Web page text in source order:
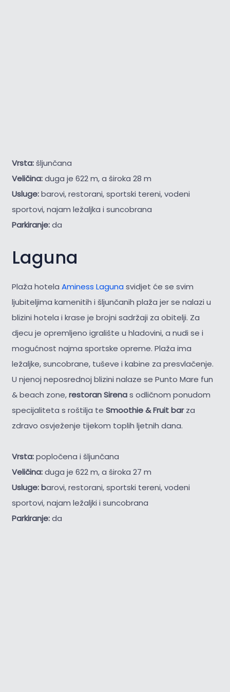
Vrsta:šljunčana
Veličina:duga je 622 m, a široka 28 m
Usluge:barovi, restorani, sportski tereni, vodeni
sportovi, najam ležaljka i suncobrana
Parkiranje:da
Laguna
Plaža hotela Aminess Laguna svidjet će se svim
ljubiteljima kamenitih i šljunčanih plaža jer se nalazi u
blizini hotela i krase je brojni sadržaji za obitelji. Za
djecu je opremljeno igralište u hladovini, a nudi se i
mogućnost najma sportske opreme. Plaža ima
ležaljke, suncobrane, tuševe i kabine za presvlačenje.
U njenoj neposrednoj blizini nalaze se Punto Mare fun
& beach zone,restoran Sirenas odličnom ponudom
specijaliteta s roštilja te Smoothie & Fruit barza
zdravo osvježenje tijekom toplih ljetnih dana.
Vrsta:popločena i šljunčana
Veličina:duga je 622 m, a široka 27 m
Usluge: barovi, restorani, sportski tereni, vodeni
sportovi, najam ležaljki i suncobrana
Parkiranje:da